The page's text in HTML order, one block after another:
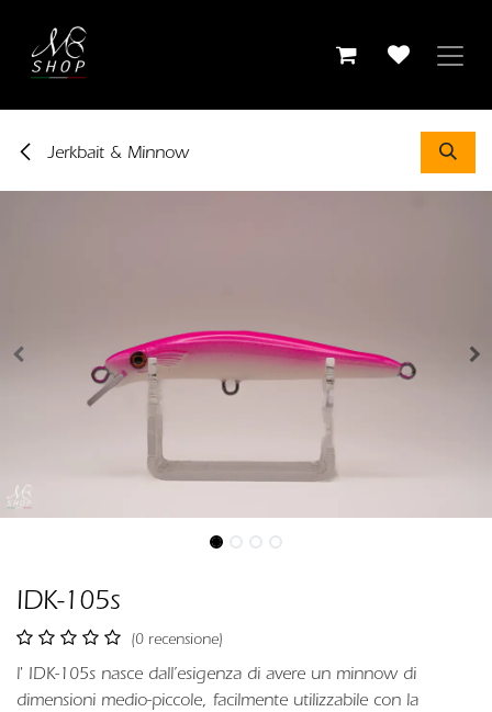
Jerkbait & Minnow
IDK-105s
(0 recensione)
l' IDK-105s nasce dall’esigenza di avere un minnow di
dimensioni medio-piccole, facilmente utilizzabile con la